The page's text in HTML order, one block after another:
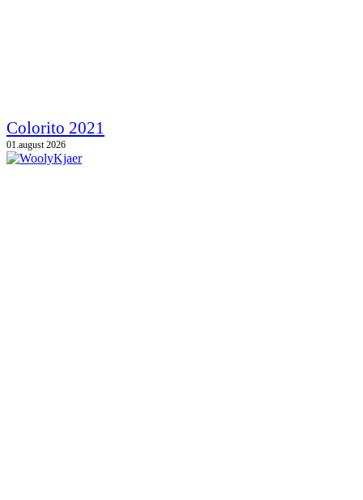
Colorito 2021
01.august 2026